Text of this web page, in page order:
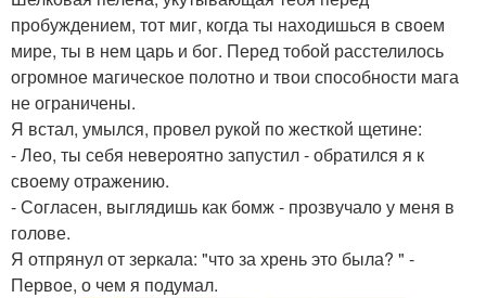
пробуждением, тот миг, когда ты находишься в своем
мире, ты в нем царь и бог. Перед тобой расстелилось
огромное магическое полотно и твои способности мага
не ограничены.
Я встал, умылся, провел рукой по жесткой щетине:
- Лео, ты себя невероятно запустил - обратился я к
своему отражению.
- Согласен, выглядишь как бомж - прозвучало у меня в
голове.
Я отпрянул от зеркала: "что за хрень это была? " -
Первое, о чем я подумал.